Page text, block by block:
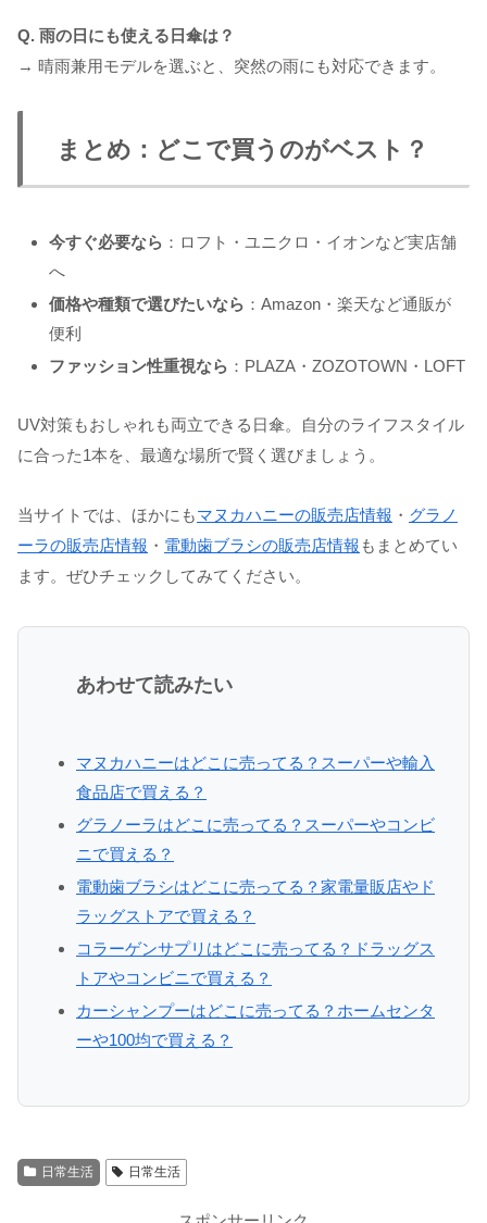
Q. 雨の日にも使える日傘は？
→ 晴雨兼用モデルを選ぶと、突然の雨にも対応できます。
まとめ：どこで買うのがベスト？
今すぐ必要なら ：ロフト・ユニクロ・イオンなど実店舗
へ
価格や種類で選びたいなら ：Amazon・楽天など通販が
便利
ファッション性重視なら ：PLAZA・ZOZOTOWN・LOFT
UV対策もおしゃれも両立できる日傘。自分のライフスタイル
に合った1本を、最適な場所で賢く選びましょう。
当サイトでは、ほかにもマヌカハニーの販売店情報 ・ グラノ
ーラの販売店情報 ・ 電動歯ブラシの販売店情報 もまとめてい
ます。ぜひチェックしてみてください。
あわせて読みたい
マヌカハニーはどこに売ってる？スーパーや輸入
食品店で買える？
グラノーラはどこに売ってる？スーパーやコンビ
ニで買える？
電動歯ブラシはどこに売ってる？家電量販店やド
ラッグストアで買える？
コラーゲンサプリはどこに売ってる？ドラッグス
トアやコンビニで買える？
カーシャンプーはどこに売ってる？ホームセンタ
ーや100均で買える？
日常生活 日常生活